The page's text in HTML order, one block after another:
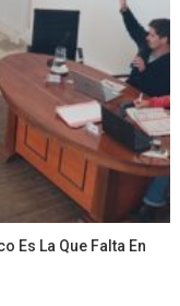
Es La Que Falta En